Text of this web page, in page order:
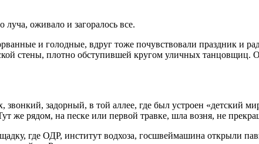
оживало и загоралось все.
и голодные, вдруг тоже почувствовали праздник и
стены, плотно обступившей кругом уличных танцовщиц.
задорный, в той аллее, где был устроен «детский
же рядом, на песке или первой травке, шла возня, не
где ОДР, институт водхоза, госшвеймашина открыли